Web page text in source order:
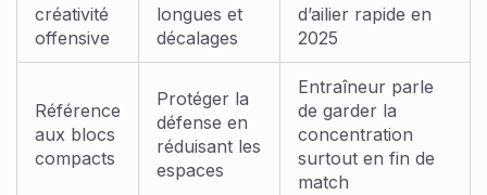
créativité
offensive
longues et
décalages
d’ailier rapide en
2025
Référence
aux blocs
compacts
Protéger la
défense en
réduisant les
espaces
Entraîneur parle
de garder la
concentration
surtout en fin de
match